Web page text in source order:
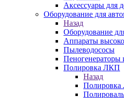
Аксессуары для
Оборудование для
Назад
Оборудование
Аппараты
Пылеводососы
Пеногенераторы
Полировка ЛКП
Назад